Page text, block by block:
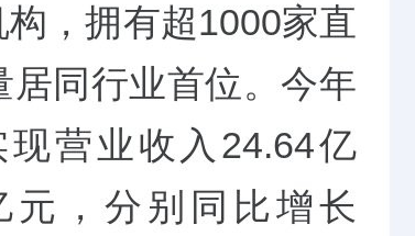
，拥有超1000家直
同行业首位。今年
营业收入24.64亿
元，分别同比增长